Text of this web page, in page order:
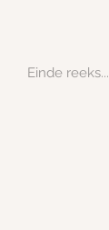
Einde reeks...